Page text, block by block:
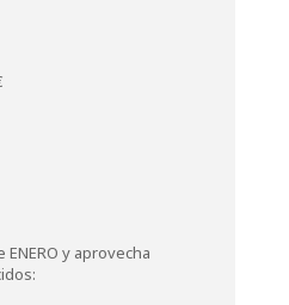
y aprovecha